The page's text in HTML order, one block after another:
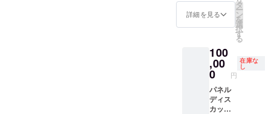
山市中
央公民
館 3階
・支援
交通費
や滞在
費：支
援者様
の交通
費や滞
在費は
所：郡
山市中
央公民
館 3階
者様の
交通費
や滞在
費：支
援者様
の交通
費や滞
13:00-
17:30
・場
所：郡
央公民
館 3階
【交流
会 参
加券詳
細】 ・
日時：
ファレ
ンス参
加券2枚
・交流
券2枚
【Z世代
カン
ファレ
ンス
参加券
詳細】
時代の
働き方
と
は？」
容） ・
パネル
ディス
カッ
ション
企業紹
介 ・企
詳細を見る
タ
ー
ン
を
選
択
す
る
100
,00
0 円
在庫な
し
パネル
ディス
カッ